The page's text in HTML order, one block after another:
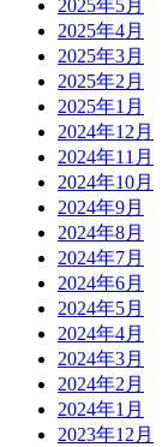
2025年5月
2025年4月
2025年3月
2025年2月
2025年1月
2024年12月
2024年11月
2024年10月
2024年9月
2024年8月
2024年7月
2024年6月
2024年5月
2024年4月
2024年3月
2024年2月
2024年1月
2023年12月